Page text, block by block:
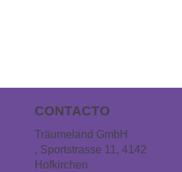
CONTACTO
Träumeland GmbH
, Sportstrasse 11, 4142
Hofkirchen